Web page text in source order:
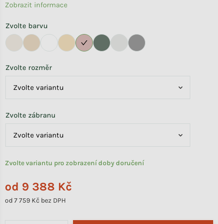
od 9 388 Kč
od 7 759 Kč bez DPH
Zvolte variantu pro zobrazení doby doručení
Zvolte barvu
Zvolte rozměr
Zvolte zábranu
Zobrazit informace